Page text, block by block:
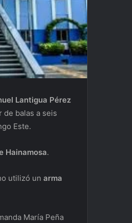
Lantigua Pérez
de balas a seis
Este.
Hainamosa.
utilizó un arma
María Peña